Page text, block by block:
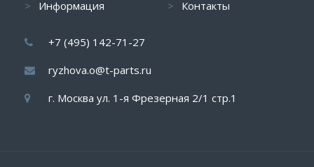
Информация
Контакты
+7 (495) 142-71-27
ryzhova.o@t-parts.ru
г. Москва ул. 1-я Фрезерная 2/1 стр.1